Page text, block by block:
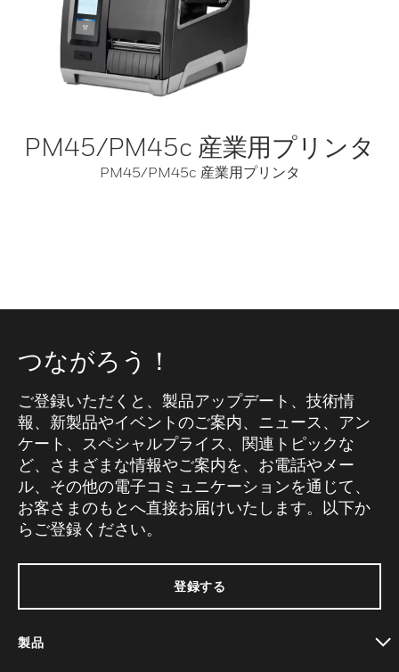
PM45/PM45c 産業用プリンタ
PM45/PM45c 産業用プリンタ
つながろう！
ご登録いただくと、製品アップデート、技術情
報、新製品やイベントのご案内、ニュース、アン
ケート、スペシャルプライス、関連トピックな
ど、さまざまな情報やご案内を、お電話やメー
ル、その他の電子コミュニケーションを通じて、
お客さまのもとへ直接お届けいたします。以下か
らご登録ください。
登録する
製品